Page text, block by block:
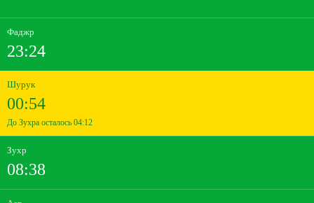
Фаджр
23:24
Шурук
00:54
До Зухра осталось 04:12
Зухр
08:38